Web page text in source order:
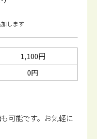
します
1,100円
0円
可能です。 お気軽に